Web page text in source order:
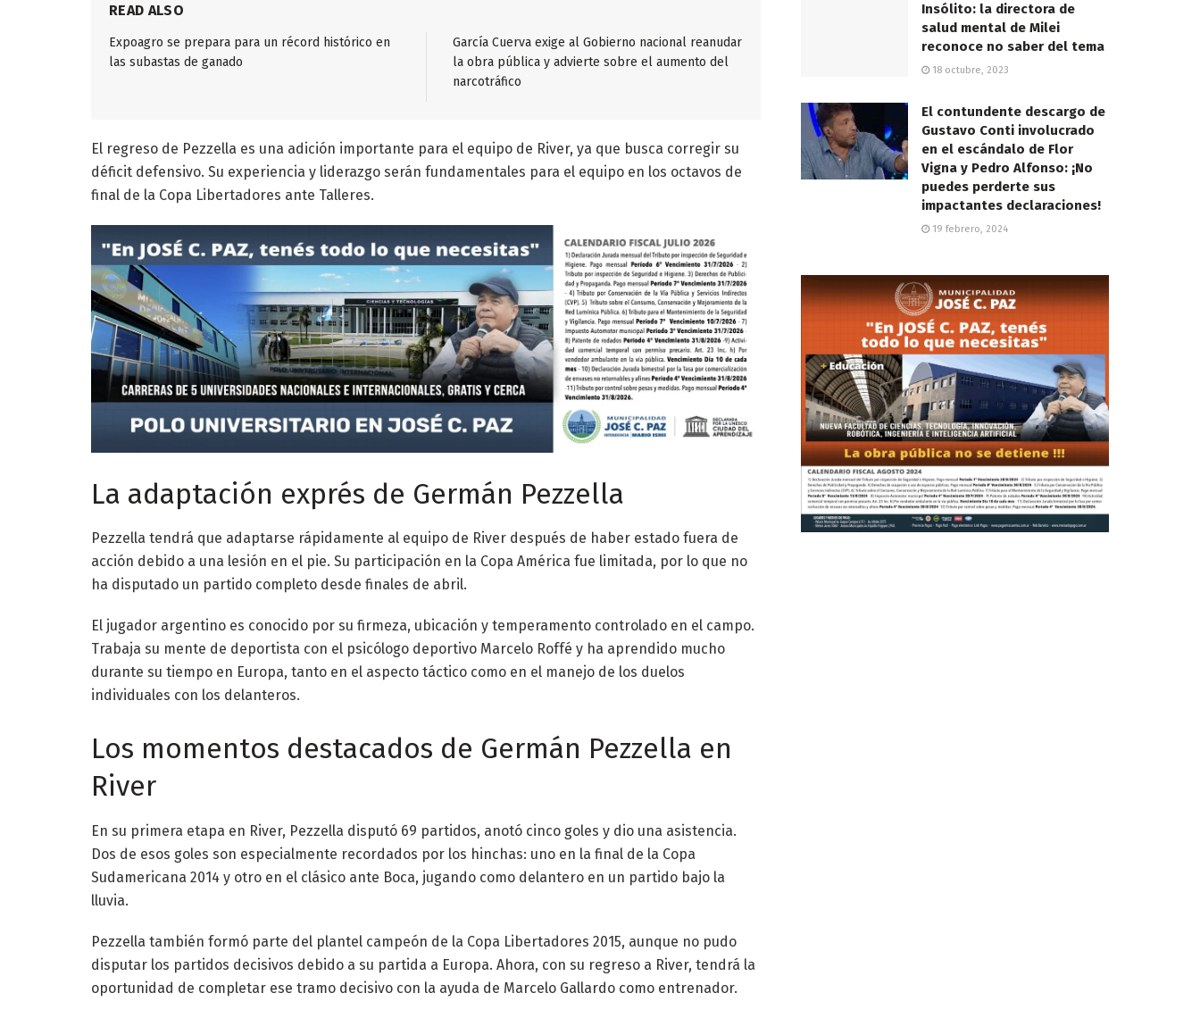
READ ALSO
Expoagro se prepara para un récord histórico en
las subastas de ganado
García Cuerva exige al Gobierno nacional reanudar
la obra pública y advierte sobre el aumento del
narcotráfico
El regreso de Pezzella es una adición importante para el equipo de River, ya que busca corregir su
déficit defensivo. Su experiencia y liderazgo serán fundamentales para el equipo en los octavos de
final de la Copa Libertadores ante Talleres.
La adaptación exprés de Germán Pezzella
Pezzella tendrá que adaptarse rápidamente al equipo de River después de haber estado fuera de
acción debido a una lesión en el pie. Su participación en la Copa América fue limitada, por lo que no
ha disputado un partido completo desde finales de abril.
El jugador argentino es conocido por su firmeza, ubicación y temperamento controlado en el campo.
Trabaja su mente de deportista con el psicólogo deportivo Marcelo Roffé y ha aprendido mucho
durante su tiempo en Europa, tanto en el aspecto táctico como en el manejo de los duelos
individuales con los delanteros.
Los momentos destacados de Germán Pezzella en
River
En su primera etapa en River, Pezzella disputó 69 partidos, anotó cinco goles y dio una asistencia.
Dos de esos goles son especialmente recordados por los hinchas: uno en la final de la Copa
Sudamericana 2014 y otro en el clásico ante Boca, jugando como delantero en un partido bajo la
lluvia.
Pezzella también formó parte del plantel campeón de la Copa Libertadores 2015, aunque no pudo
disputar los partidos decisivos debido a su partida a Europa. Ahora, con su regreso a River, tendrá la
oportunidad de completar ese tramo decisivo con la ayuda de Marcelo Gallardo como entrenador.
Insólito: la directora de
salud mental de Milei
reconoce no saber del tema
18 octubre, 2023
El contundente descargo de
Gustavo Conti involucrado
en el escándalo de Flor
Vigna y Pedro Alfonso: ¡No
puedes perderte sus
impactantes declaraciones!
19 febrero, 2024